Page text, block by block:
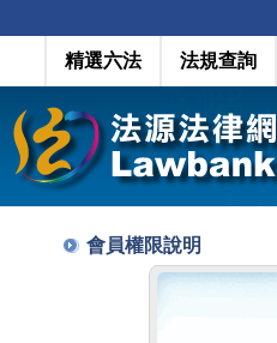
精選六法 法規查詢
會員權限說明